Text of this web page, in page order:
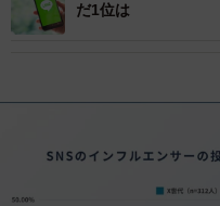
だ1位は